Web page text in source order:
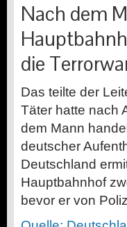
Nach dem
die
Das teilte der
Täter hatte nach
dem Mann
deutscher
Deutschland
Hauptbahnhof
bevor er von